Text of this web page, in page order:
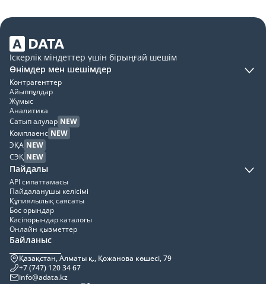
Іскерлік міндеттер үшін бірыңғай шешім
Өнімдер мен шешімдер
Контрагенттер
Айыппұлдар
Жұмыс
Аналитика
Сатып алулар NEW
Комплаенс NEW
ЭҚА NEW
СЭҚ NEW
Пайдалы
API сипаттамасы
Пайдаланушы келісімі
Құпиялылық саясаты
Бос орындар
Кәсіпорындар каталогы
Онлайн қызметтер
Байланыс
Қазақстан, Алматы қ., Қожанова көшесі, 79
+7 (747) 120 34 67
info@adata.kz